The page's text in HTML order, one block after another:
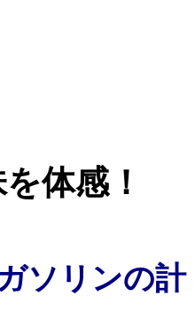
体感！
ソリンの計